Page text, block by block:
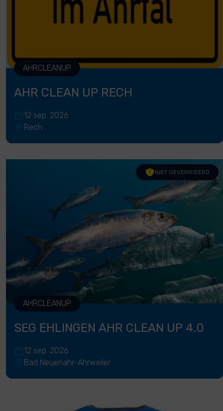
AHRCLEANUP
AHR CLEAN UP RECH
12 sep. 2026
Rech
AHRCLEANUP
NIET GEVERIFIEERD
SEG EHLINGEN AHR CLEAN UP 4.0
12 sep. 2026
Bad Neuenahr-Ahrweiler